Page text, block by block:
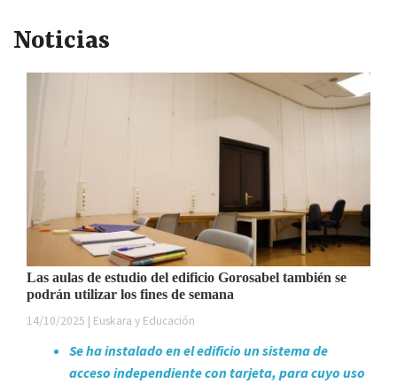
Noticias
Las aulas de estudio del edificio Gorosabel también se
podrán utilizar los fines de semana
14/10/2025 | Euskara y Educación
Se ha instalado en el edificio un sistema de
acceso independiente con tarjeta, para cuyo uso